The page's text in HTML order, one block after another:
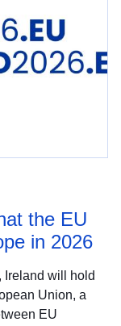
the EU
in 2026
Ireland will hold
Union, a
EU